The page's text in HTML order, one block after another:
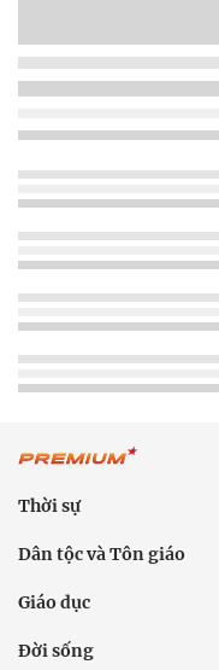
Thời sự
Dân tộc và Tôn giáo
Giáo dục
Đời sống